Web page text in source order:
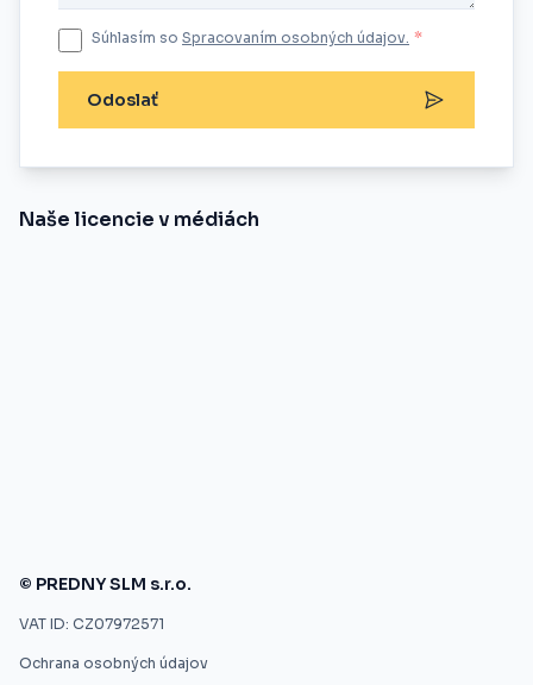
Súhlasím so Spracovaním osobných údajov. *
Odoslať
Naše licencie v médiách
© PREDNY SLM s.r.o.
VAT ID: CZ07972571
Ochrana osobných údajov